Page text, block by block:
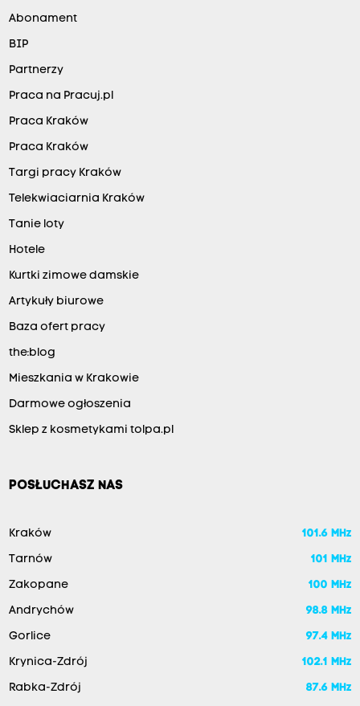
Abonament
BIP
Partnerzy
Praca na Pracuj.pl
Praca Kraków
Praca Kraków
Targi pracy Kraków
Telekwiaciarnia Kraków
Tanie loty
Hotele
Kurtki zimowe damskie
Artykuły biurowe
Baza ofert pracy
the:blog
Mieszkania w Krakowie
Darmowe ogłoszenia
Sklep z kosmetykami tolpa.pl
POSŁUCHASZ NAS
Kraków 101.6 MHz
Tarnów 101 MHz
Zakopane 100 MHz
Andrychów 98.8 MHz
Gorlice 97.4 MHz
Krynica-Zdrój 102.1 MHz
Rabka-Zdrój 87.6 MHz